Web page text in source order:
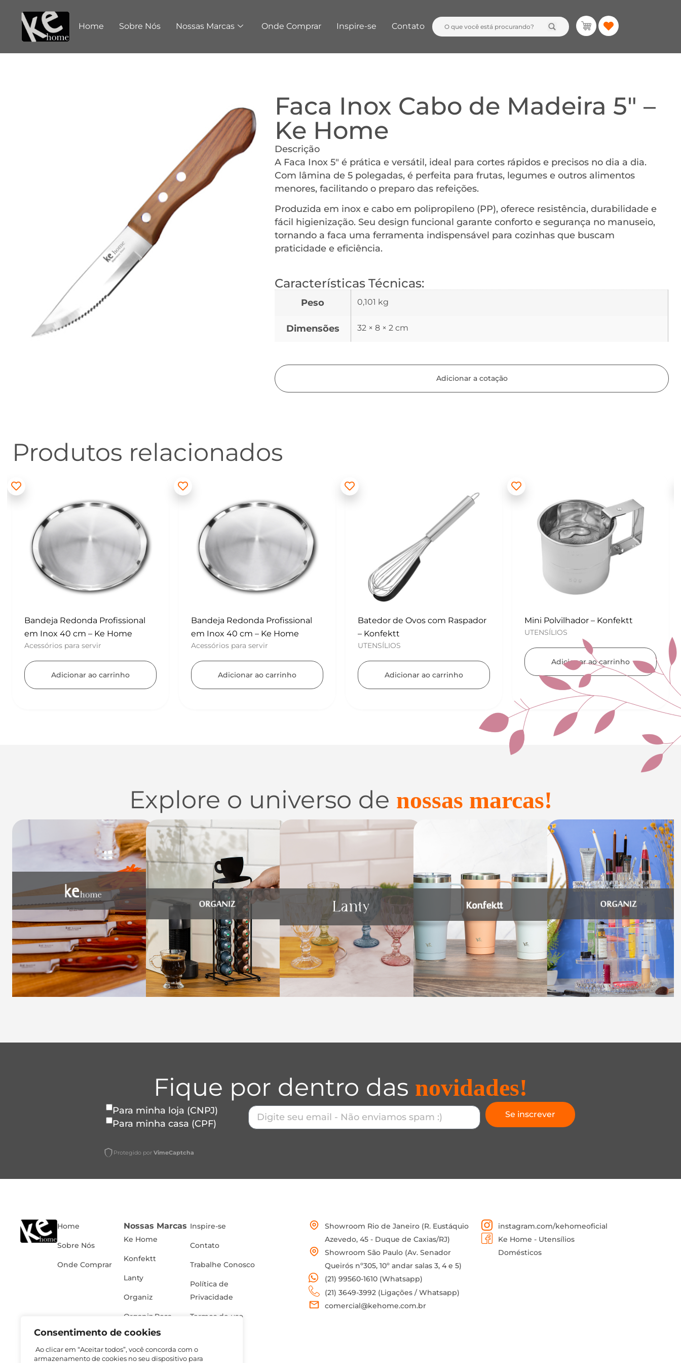
Consentimento de cookies
Ao clicar em “Aceitar todos”, você concorda com o
armazenamento de cookies no seu dispositivo para
Home Sobre Nós Nossas Marcas Onde Comprar Inspire-se Contato
Faca Inox Cabo de Madeira 5″ –
Ke Home
Descrição
A Faca Inox 5″ é prática e versátil, ideal para cortes rápidos e precisos no dia a dia.
Com lâmina de 5 polegadas, é perfeita para frutas, legumes e outros alimentos
menores, facilitando o preparo das refeições.
Produzida em inox e cabo em polipropileno (PP), oferece resistência, durabilidade e
fácil higienização. Seu design funcional garante conforto e segurança no manuseio,
tornando a faca uma ferramenta indispensável para cozinhas que buscam
praticidade e eficiência.
Características Técnicas:
Peso 0,101 kg
Dimensões 32 × 8 × 2 cm
Adicionar a cotação
Produtos relacionados
Bandeja Redonda Profissional
em Inox 40 cm – Ke Home
Acessórios para servir
Adicionar ao carrinho
Batedor de Ovos com Raspador
– Konfektt
UTENSÍLIOS
Adicionar ao carrinho
Mini Polvilhador – Konfektt
UTENSÍLIOS
Adicionar ao carrinho
Kit para Copos de Massa 2 peças
– Konfektt
UTENSÍLIOS
Adicionar ao carrinho
Explore o universo de nossas marcas!
Utensílios do Lar
Casa e
Organização
Vidro
Acessórios
inteligentes
Fique por dentro das novidades!
Para minha loja (CNPJ)
Para minha casa (CPF)
Se inscrever
Protegido por VimeCaptcha
Home
Sobre Nós
Onde Comprar
Nossas Marcas
Ke Home
Konfektt
Lanty
Organiz
Organiz Rosa
Inspire-se
Contato
Trabalhe Conosco
Política de
Privacidade
Termos de uso
Showroom Rio de Janeiro (R. Eustáquio
Azevedo, 45 - Duque de Caxias/RJ)
Showroom São Paulo (Av. Senador
Queirós nº305, 10º andar salas 3, 4 e 5)
(21) 99560-1610 (Whatsapp)
(21) 3649-3992 (Ligações / Whatsapp)
comercial@kehome.com.br
instagram.com/kehomeoficial
Ke Home - Utensílios
Domésticos